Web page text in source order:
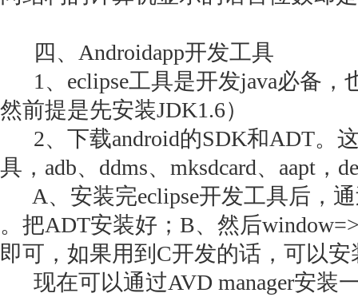
四、Androidapp开发工具
1、eclipse工具是开发java必备，
然前提是先安装JDK1.6）
2、下载android的SDK和ADT。
具，adb、ddms、mksdcard、aapt，
A、安装完eclipse开发工具后，通
。把ADT安装好；B、然后
即可，如果用到C开发的话，可以
现在可以通过AVD manager安装